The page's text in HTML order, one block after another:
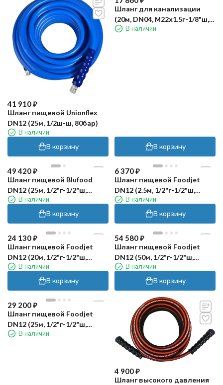
41 910₽
Шланг пищевой Unionflex
DN12 (25м, 1/2ш-ш, 80бар)
В наличии
В корзину
Шланг для канализации
(20м, DN04, М22х1.5г-1/8"ш,
300бар) R+M
В наличии
В корзину
49 420₽
Шланг пищевой Blufood
DN12 (25м, 1/2"г-1/2"ш,
50бар)В наличии
В корзину
6 370₽
Шланг пищевой Foodjet
DN12 (2.5м, 1/2"г-1/2"ш,
80бар)В наличии
В корзину
24 130₽
Шланг пищевой Foodjet
DN12 (20м, 1/2"г-1/2"ш,
80бар)В наличии
В корзину
54 580₽
Шланг пищевой Foodjet
DN12 (50м, 1/2"г-1/2"ш,
80бар)В наличии
В корзину
29 200₽
Шланг пищевой Foodjet
DN12 (25м, 1/2"г-1/2"ш,
80бар)В наличии
4 900₽
Шланг высокого давления